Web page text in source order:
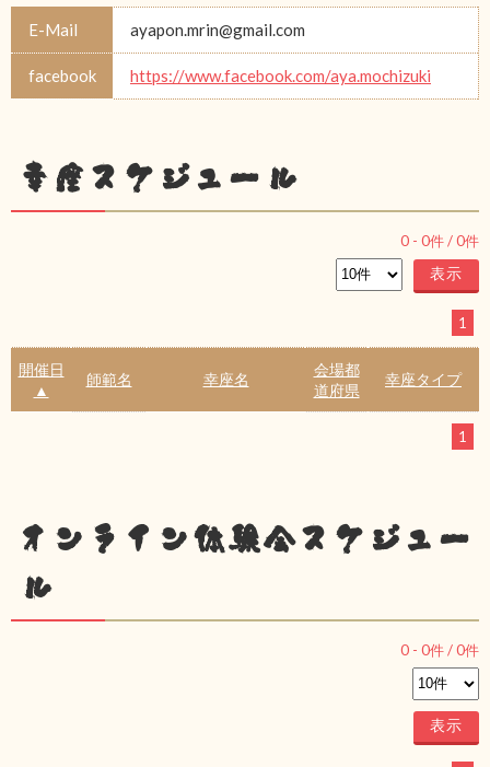
E-Mail ayapon.mrin@gmail.com
facebook https://www.facebook.com/aya.mochizuki
幸座スケジュール
0 - 0件 /0件
1
開催日
▲
師範名 幸座名
会場都
道府県
幸座タイプ
1
オンライン体験会スケジュー
ル
0 - 0件 /0件